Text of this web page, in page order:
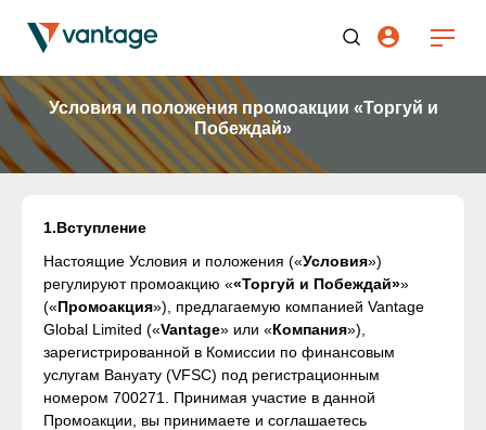
Условия и положения промоакции «Торгуй и
Побеждай»
1.Вступление
Настоящие Условия и положения («Условия»)
регулируют промоакцию ««Торгуй и Побеждай»»
(«Промоакция»), предлагаемую компанией Vantage
Global Limited («Vantage» или «Компания»),
зарегистрированной в Комиссии по финансовым
услугам Вануату (VFSC) под регистрационным
номером 700271. Принимая участие в данной
Промоакции, вы принимаете и соглашаетесь